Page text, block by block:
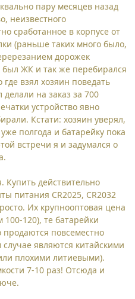
пару месяцев назад
неизвестного
сработанное в корпусе от
(раньше таких много было,
дорожек
был ЖК и так же перебирался
взял хозяин поведать
делали на заказ за 700
устройство явно
Кстати: хозяин уверял,
полгода и батарейку пока
встречи я и задумался о
Купить действительно
питания CR2025, CR2032
Их крупнооптовая цена
120), те батарейки
повсеместно
являются китайскими
плохими литиевыми).
7-10 раз! Отсюда и